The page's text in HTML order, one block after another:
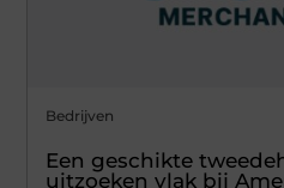
Bedrijven
Een geschikte
uitzoeken vlak bij